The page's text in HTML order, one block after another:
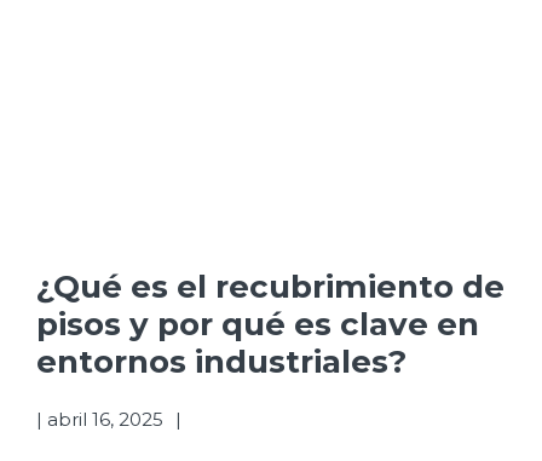
¿Qué es el recubrimiento de
pisos y por qué es clave en
entornos industriales?
| abril 16, 2025